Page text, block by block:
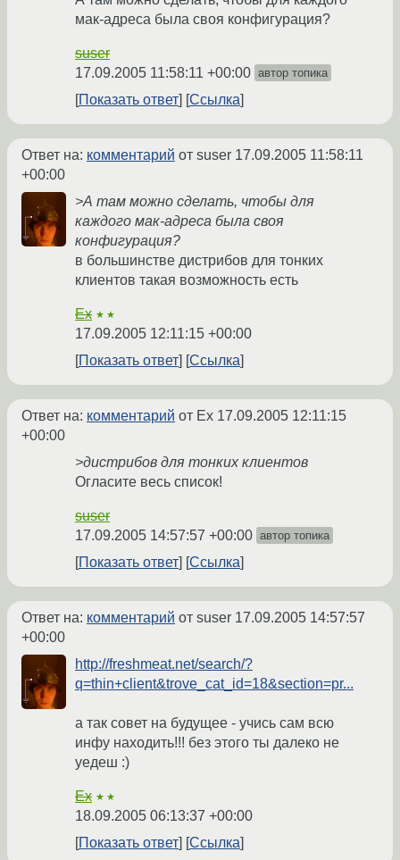
мак-адреса была своя конфигурация?
suser
17.09.2005 11:58:11 +00:00 автор топика
Показать ответ Ссылка
Ответ на: комментарий от suser 17.09.2005 11:58:11
+00:00
>А там можно сделать, чтобы для
каждого мак-адреса была своя
конфигурация?
в большинстве дистрибов для тонких
клиентов такая возможность есть
Ex ★★
17.09.2005 12:11:15 +00:00
Показать ответ
Ссылка
Ответ на: комментарий от Ex 17.09.2005 12:11:15
+00:00
>дистрибов для тонких клиентов
Огласите весь список!
suser
17.09.2005 14:57:57 +00:00 автор топика
Показать ответ Ссылка
Ответ на: комментарий от suser 17.09.2005 14:57:57
+00:00
http://freshmeat.net/search/?
q=thin+client&trove_cat_id=18&section=pr...
а так совет на будущее - учись сам всю
инфу находить!!! без этого ты далеко не
уедеш :)
Ex ★★
18.09.2005 06:13:37 +00:00
Показать ответ
Ссылка